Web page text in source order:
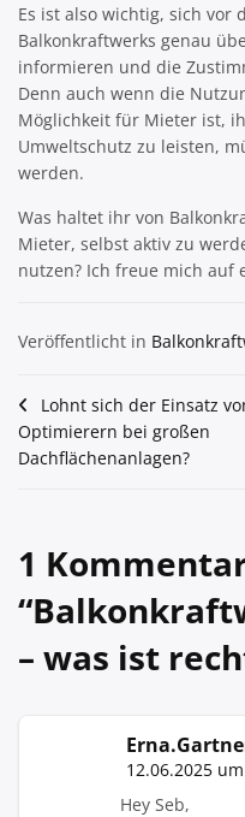
Es ist also wichtig, sich vor
Balkonkraftwerks genau
informieren und die
Denn auch wenn die
Möglichkeit für Mieter ist,
Umweltschutz zu leisten,
werden.
Was haltet ihr von
Mieter, selbst aktiv zu
nutzen? Ich freue mich auf
Veröffentlicht in
Lohnt sich der Einsatz
Optimierern bei großen
Dachflächenanlagen?
1
“
– was ist
12.06.2025
Hey Seb,